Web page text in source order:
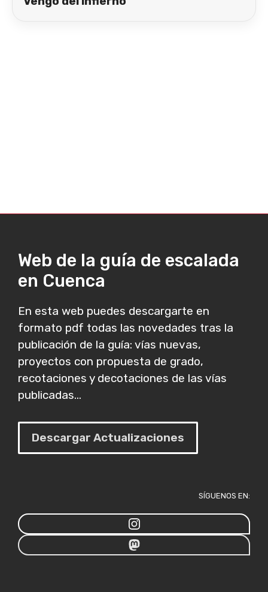
Web de la guía de escalada
en Cuenca
En esta web puedes descargarte en
formato pdf todas las novedades tras la
publicación de la guía: vías nuevas,
proyectos con propuesta de grado,
recotaciones y decotaciones de las vías
publicadas...
Descargar Actualizaciones
SÍGUENOS EN: